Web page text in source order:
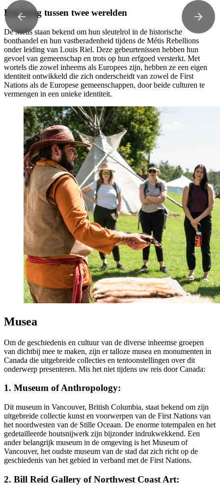
Een brug tussen twee werelden
De Métis staan bekend om hun sleutelrol in de historische
bonthandel en hun vastberadenheid tijdens de Métis Rebellions
onder leiding van Louis Riel. Deze gebeurtenissen hebben hun
gevoel van gemeenschap en trots op hun erfgoed versterkt. Met
wortels die zowel inheems als Europees zijn, hebben ze een eigen
identiteit ontwikkeld die zich onderscheidt van zowel de First
Nations als de Europese gemeenschappen, door beide culturen te
vermengen in een unieke identiteit.
Musea
Om de geschiedenis en cultuur van de diverse inheemse groepen
van dichtbij mee te maken, zijn er talloze musea en monumenten in
Canada die uitgebreide collecties en tentoonstellingen over dit
onderwerp presenteren. Mis het niet tijdens uw reis door Canada:
1. Museum of Anthropology:
Dit museum in Vancouver, British Columbia, staat bekend om zijn
uitgebreide collectie kunst en voorwerpen van de First Nations van
het noordwesten van de Stille Oceaan. De enorme totempalen en het
gedetailleerde houtsnijwerk zijn bijzonder indrukwekkend. Een
ander belangrijk museum in de omgeving is het Museum of
Vancouver, het oudste museum van de stad dat zich richt op de
geschiedenis van het gebied in verband met de First Nations.
2. Bill Reid Gallery of Northwest Coast Art: